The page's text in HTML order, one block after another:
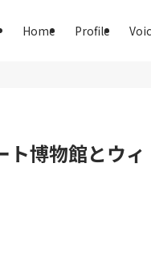
Home Profile
ト博物館とウィ